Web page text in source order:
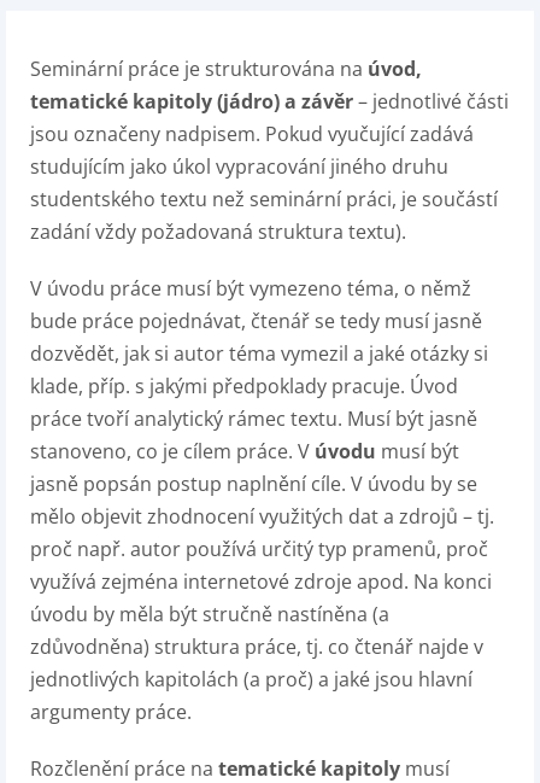
Seminární práce je strukturována na úvod,
tematické kapitoly (jádro) a závěr– jednotlivé části
jsou označeny nadpisem. Pokud vyučující zadává
studujícím jako úkol vypracování jiného druhu
studentského textu než seminární práci, je součástí
zadání vždy požadovaná struktura textu).
V úvodu práce musí být vymezeno téma, o němž
bude práce pojednávat, čtenář se tedy musí jasně
dozvědět, jak si autor téma vymezil a jaké otázky si
klade, příp. s jakými předpoklady pracuje. Úvod
práce tvoří analytický rámec textu. Musí být jasně
stanoveno, co je cílem práce. V úvodu musí být
jasně popsán postup naplnění cíle. V úvodu by se
mělo objevit zhodnocení využitých dat a zdrojů – tj.
proč např. autor používá určitý typ pramenů, proč
využívá zejména internetové zdroje apod. Na konci
úvodu by měla být stručně nastíněna (a
zdůvodněna) struktura práce, tj. co čtenář najde v
jednotlivých kapitolách (a proč) a jaké jsou hlavní
argumenty práce.
Rozčlenění práce na tematické kapitoly musí